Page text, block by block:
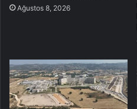
Ağustos 8, 2026